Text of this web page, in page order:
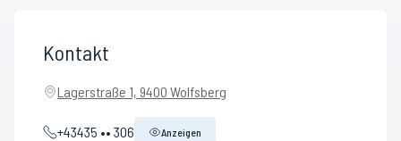
Kontakt
Lagerstraße 1, 9400 Wolfsberg
+43435 •• 306 Anzeigen